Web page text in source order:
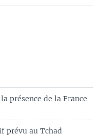
présence de la France
prévu au Tchad